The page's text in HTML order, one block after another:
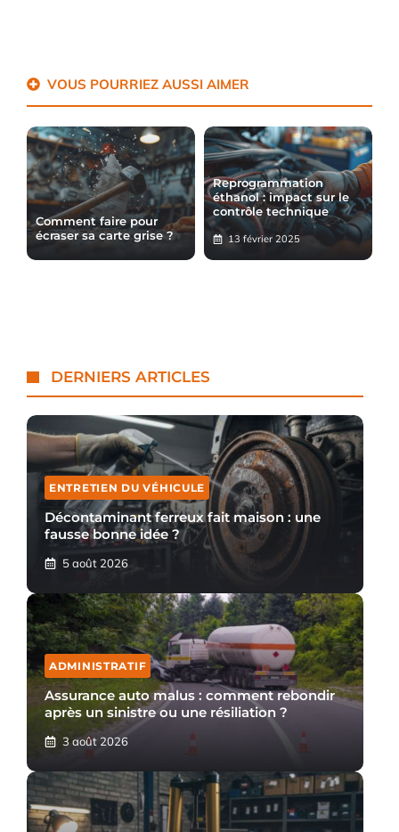
VOUS POURRIEZ AUSSI AIMER
Comment faire pour
écraser sa carte grise ?
Reprogrammation
éthanol : impact sur le
contrôle technique
13 février 2025
DERNIERS ARTICLES
ENTRETIEN DU VÉHICULE
Décontaminant ferreux fait maison : une
fausse bonne idée ?
5 août 2026
ADMINISTRATIF
Assurance auto malus : comment rebondir
après un sinistre ou une résiliation ?
3 août 2026